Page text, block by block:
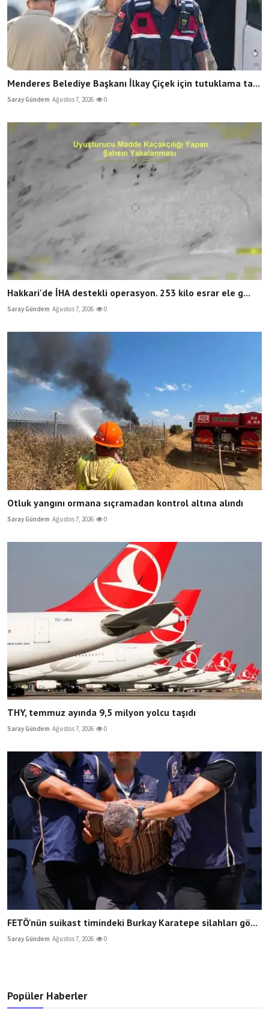
Menderes Belediye Başkanı İlkay Çiçek için tutuklama ta...
Saray Gündem Ağustos 7, 2026 0
Hakkari'de İHA destekli operasyon. 253 kilo esrar ele g...
Saray Gündem Ağustos 7, 2026 0
Otluk yangını ormana sıçramadan kontrol altına alındı
Saray Gündem Ağustos 7, 2026 0
THY, temmuz ayında 9,5 milyon yolcu taşıdı
Saray Gündem Ağustos 7, 2026 0
FETÖ'nün suikast timindeki Burkay Karatepe silahları gö...
Saray Gündem Ağustos 7, 2026 0
Popüler Haberler